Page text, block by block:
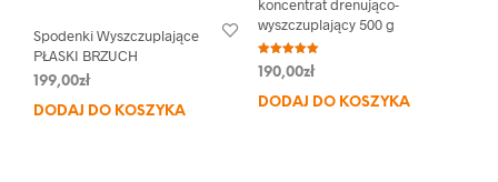
Spodenki Wyszczuplające
PŁASKI BRZUCH
199,00zł
DODAJ DO KOSZYKA
koncentrat drenująco-
wyszczuplający 500 g
Oceniono
5.00
190,00zł
DODAJ DO KOSZYKA